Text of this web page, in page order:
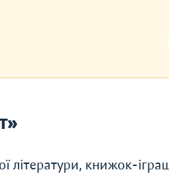
літератури, книжок-